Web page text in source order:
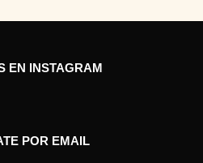
EN INSTAGRAM
POR EMAIL